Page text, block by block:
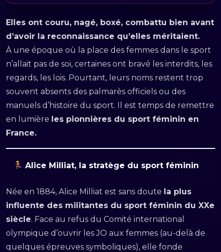
Elles ont couru, nagé, boxé, combattu bien avant
d’avoir la reconnaissance qu’elles méritaient.
À une époque où la place des femmes dans le sport
n’allait pas de soi, certaines ont bravé les interdits, les
regards, les lois. Pourtant, leurs noms restent trop
souvent absents des palmarès officiels ou des
manuels d’histoire du sport. Il est temps de remettre
en lumière les pionnières du sport féminin en
France.
Alice Milliat, la stratège du sport féminin
Née en 1884, Alice Milliat est sans doute la plus
influente des militantes du sport féminin du XXe
siècle. Face au refus du Comité international
olympique d’ouvrir les JO aux femmes (au-delà de
quelques épreuves symboliques), elle fonde